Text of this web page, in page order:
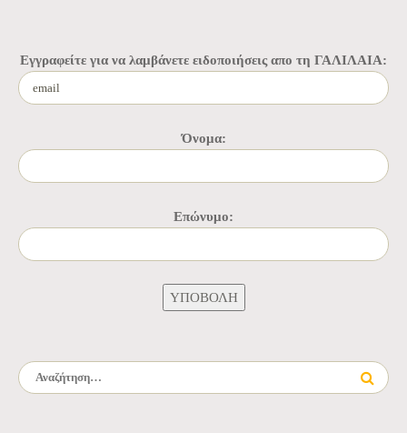
Εγγραφείτε για να λαμβάνετε ειδοποιήσεις απο τη ΓΑΛΙΛΑΙΑ:
Όνομα:
Επώνυμο:
Αναζήτηση για: